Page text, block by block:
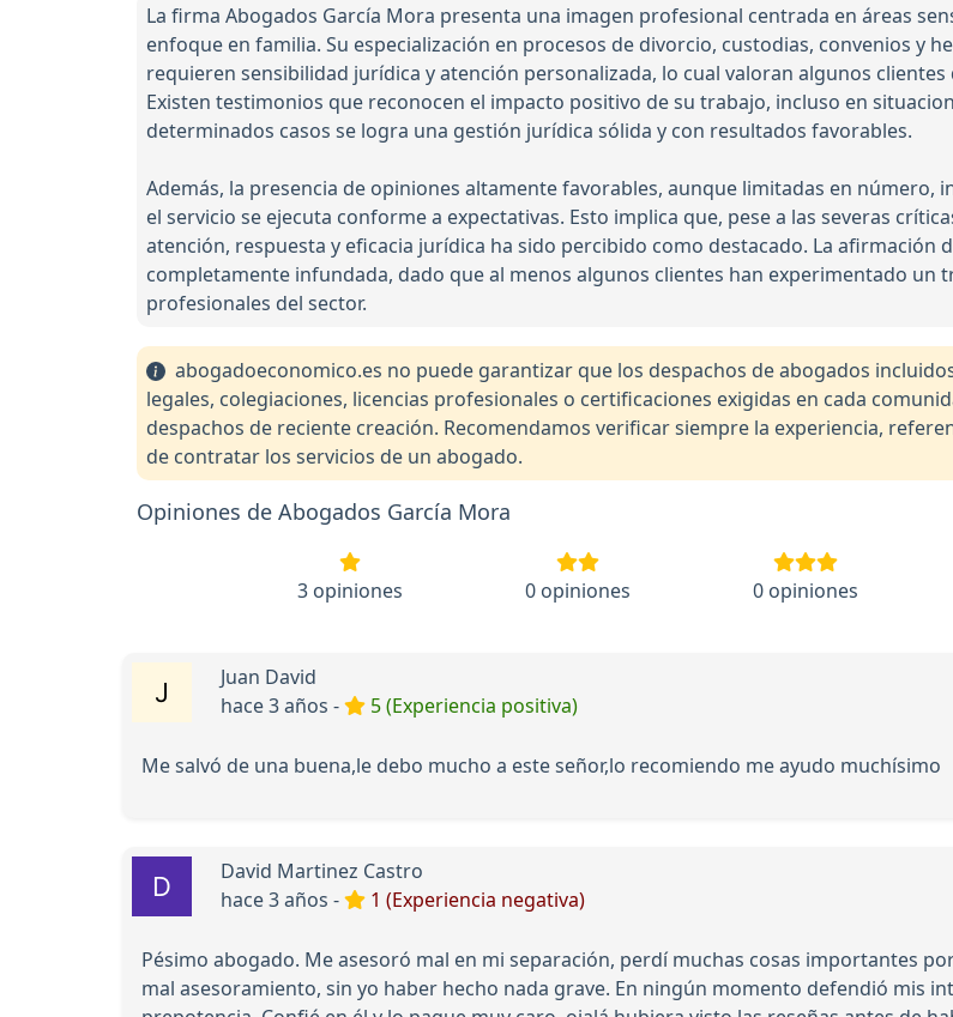
La firma Abogados García Mora presenta una imagen profesional centrada en áreas
enfoque en familia. Su especialización en procesos de divorcio, custodias, convenios y
requieren sensibilidad jurídica y atención personalizada, lo cual valoran algunos
Existen testimonios que reconocen el impacto positivo de su trabajo, incluso en
determinados casos se logra una gestión jurídica sólida y con resultados favorables.
Además, la presencia de opiniones altamente favorables, aunque limitadas en número,
el servicio se ejecuta conforme a expectativas. Esto implica que, pese a las severas
atención, respuesta y eficacia jurídica ha sido percibido como destacado. La afirmación
completamente infundada, dado que al menos algunos clientes han experimentado
profesionales del sector.
abogadoeconomico.es no puede garantizar que los despachos de abogados
legales, colegiaciones, licencias profesionales o certificaciones exigidas en cada
despachos de reciente creación. Recomendamos verificar siempre la experiencia,
de contratar los servicios de un abogado.
Opiniones de Abogados García Mora
3 opiniones 0 opiniones 0 opiniones
Juan David
hace 3 años -
5 (Experiencia positiva)
Me salvó de una buena,le debo mucho a este señor,lo recomiendo me ayudo muchísimo
David Martinez Castro
hace 3 años -
1 (Experiencia negativa)
Pésimo abogado. Me asesoró mal en mi separación, perdí muchas cosas importantes
mal asesoramiento, sin yo haber hecho nada grave. En ningún momento defendió mis